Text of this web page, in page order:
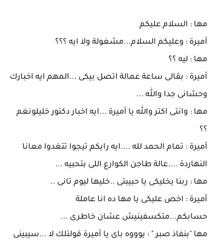
مها : السلام عليكم
آميرة : وعليكم السلام...مشغولة ولا ايه ؟؟؟
مها : ليه ؟؟
أميرة : بقالى ساعة عمالة اتصل بيكى ...المهم ايه اخبارك
وحشانى جدا والله ...
مها : وانتى اكتر والله يا أميرة ...ايه اخبار دكتور خليلونغم
؟؟
أميرة : تمام الحمد لله ....ايه رايكم تيجوا تتغدوا معانا
النهاردة ....عالة طاجن الكوارع اللى بتحبيه ...
مها : ربنا يخليكى يا حبيبتى ..خليها ليوم تانى ..
أميرة : اخص عليكى يا مها ده انا عاملة
حسابكم...متكسفينيش عشان خاطرى ...
مها "بنفاذ صبر " : يوووه باى يا أميرة قولتلك لا ...سيبينى